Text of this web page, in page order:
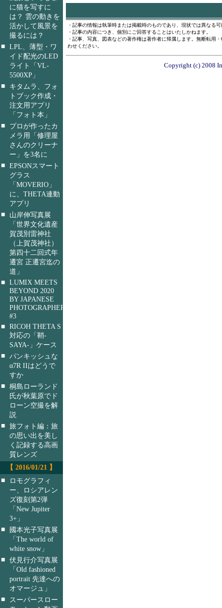
に猫を写すに
は？ 雲の動きを
活かして風景を
撮るには？
■ LPL、薄型・ワ
イド配光のLED
ライト「VL-
5500XP」
■
キタムラ、フォ
トブック作成・
注文用アプリ
「フォト本」
■
プロが作ったカ
メラ用「修理屋
さんのクリーナ
ー」を3名に
■ EPSONスマート
グラス
「MOVERIO」
に、THETA連動
アプリ
■
山岸伸写真展
「世界文化遺産
賀茂別雷神社
（上賀茂神社）
第四十二回式年
遷宮 正遷宮迄の
道」
■ LUMIX MEETS
BEYOND 2020
BY JAPANESE
PHOTOGRAPHERS
#3
■ RICOH THETA S
対応の「鞘-
SAYA-」ケース
■ パンキッシュな
α7R IIはどうで
すか
■ 桐島ローランド
氏が秋葉原でド
ローン空撮を解
説
■ 旅フォト編：旅
の思い出を美し
く記録する高画
質レンズ
【 2016/01/21 】
■
ロモグラフィ
ー、ロシアレン
ズ復刻第2弾
「New Jupiter
3+」
■
國本光子写真展
「The world of
white snow」
■ 伏見行介写真展
「Old fashioned
portrait 先達への
オマージュ」
■
スーパースロー
・記事の情報は執筆時または掲載時のものであり、現状では異なる
・記事の内容につき、個別にご回答することはいたしかねます。
・記事、写真、図表などの著作権は著作者に帰属します。無断転用
わせください。
Copyright (c) 2008